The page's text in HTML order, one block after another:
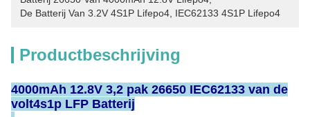
De Batterij Van 3.2V 4S1P Lifepo4 IEC62133 4S1P Lifepo4
Productbeschrijving
4000mAh 12.8V 3,2 pak 26650 IEC62133 van de
volt4s1p LFP Batterij